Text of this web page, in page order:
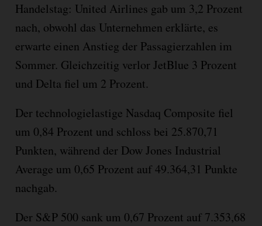
Handelstag: United Airlines gab um 3,2 Prozent
nach, obwohl das Unternehmen erklärte, es
erwarte einen Anstieg der Passagierzahlen im
Sommer. Gleichzeitig verlor JetBlue 3 Prozent
und Delta fiel um 2 Prozent.
Der technologielastige Nasdaq Composite fiel
um 0,84 Prozent und schloss bei 25.870,71
Punkten, während der Dow Jones Industrial
Average um 0,65 Prozent auf 49.364,31 Punkte
nachgab.
Der S&P 500 sank um 0,67 Prozent auf 7.353,68